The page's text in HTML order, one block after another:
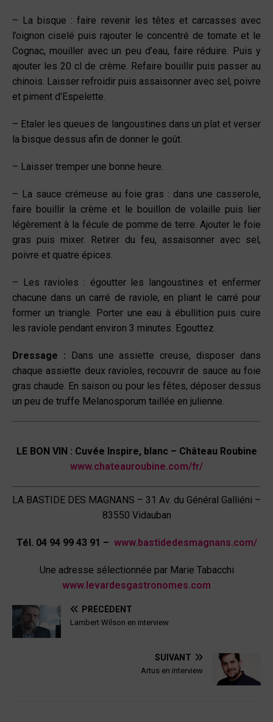
– La bisque : faire revenir les têtes et carcasses avec
l’oignon ciselé puis rajouter le concentré de tomate et le
Cognac, mouiller avec un peu d’eau, faire réduire. Puis y
ajouter les 20 cl de crème. Refaire bouillir puis passer au
chinois. Laisser refroidir puis assaisonner avec sel, poivre
et piment d’Espelette.
– Etaler les queues de langoustines dans un plat et verser
la bisque dessus afin de donner le goût.
– Laisser tremper une bonne heure.
– La sauce crémeuse au foie gras : dans une casserole,
faire bouillir la crème et le bouillon de volaille puis lier
légèrement à la fécule de pomme de terre. Ajouter le foie
gras puis mixer. Retirer du feu, assaisonner avec sel,
poivre et quatre épices.
– Les ravioles : égoutter les langoustines et enfermer
chacune dans un carré de raviole, en pliant le carré pour
former un triangle. Porter une eau à ébullition puis cuire
les raviole pendant environ 3 minutes. Egouttez.
Dressage : Dans une assiette creuse, disposer dans
chaque assiette deux ravioles, recouvrir de sauce au foie
gras chaude. En saison ou pour les fêtes, déposer dessus
un peu de truffe Melanosporum taillée en julienne.
LE BON VIN : Cuvée Inspire, blanc – Château Roubine
www.chateauroubine.com/fr/
LA BASTIDE DES MAGNANS – 31 Av. du Général Galliéni –
83550 Vidauban
Tél. 04 94 99 43 91 – www.bastidedesmagnans.com/
Une adresse sélectionnée par Marie Tabacchi
www.levardesgastronomes.com
PRÉCÉDENT
Lambert Wilson en interview
SUIVANT
Artus en interview